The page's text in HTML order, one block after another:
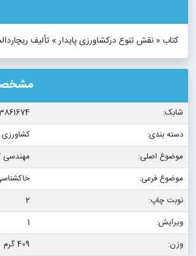
کتاب « نقش تنوع درکشاورزی پایدار » تألیف
شابک:
دسته بندی:
کشاورزی
موضوع اصلی:
مهندسی
موضوع فرعی:
نوبت چاپ:
2
ویرایش:
1
وزن:
409 گرم